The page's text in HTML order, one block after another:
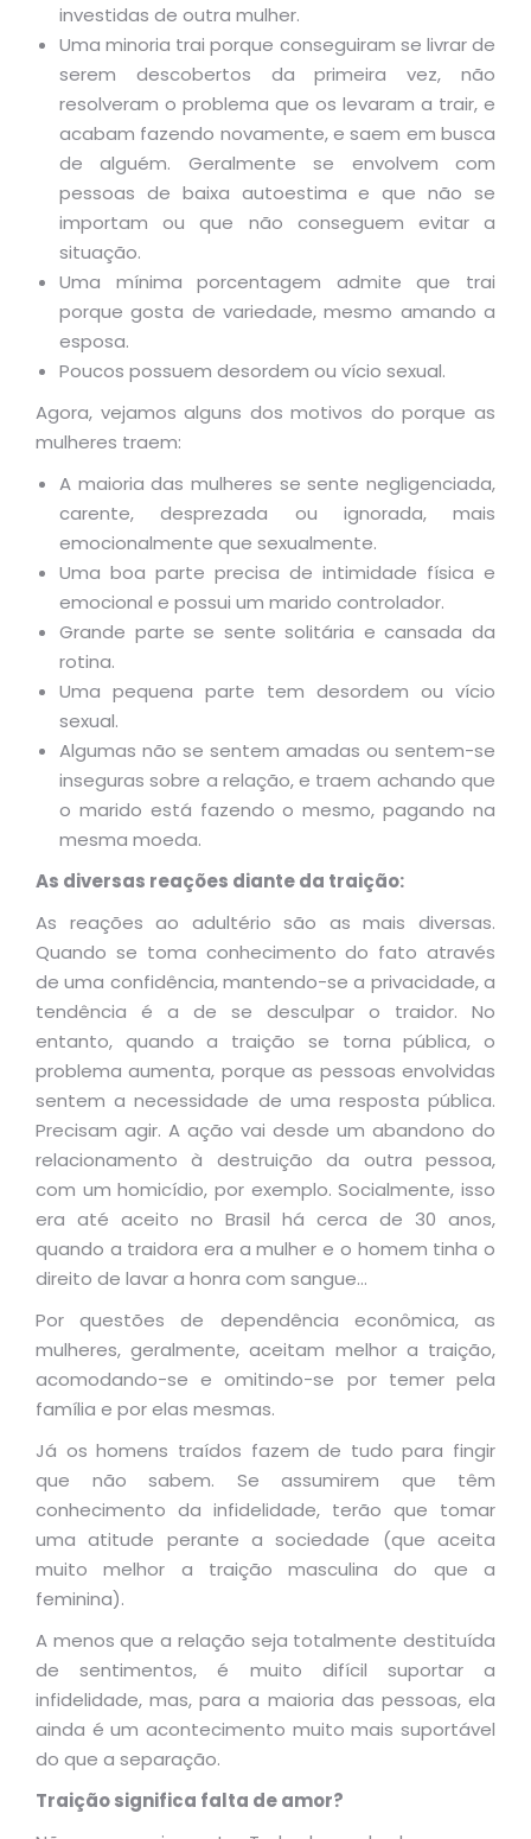
investidas de outra mulher.
Uma minoria trai porque conseguiram se livrar de
serem descobertos da primeira vez, não
resolveram o problema que os levaram a trair, e
acabam fazendo novamente, e saem em busca
de alguém. Geralmente se envolvem com
pessoas de baixa autoestima e que não se
importam ou que não conseguem evitar a
situação.
Uma mínima porcentagem admite que trai
porque gosta de variedade, mesmo amando a
esposa.
Poucos possuem desordem ou vício sexual.
Agora, vejamos alguns dos motivos do porque as
mulheres traem:
A maioria das mulheres se sente negligenciada,
carente, desprezada ou ignorada, mais
emocionalmente que sexualmente.
Uma boa parte precisa de intimidade física e
emocional e possui um marido controlador.
Grande parte se sente solitária e cansada da
rotina.
Uma pequena parte tem desordem ou vício
sexual.
Algumas não se sentem amadas ou sentem-se
inseguras sobre a relação, e traem achando que
o marido está fazendo o mesmo, pagando na
mesma moeda.
As diversas reações diante da traição:
As reações ao adultério são as mais diversas.
Quando se toma conhecimento do fato através
de uma confidência, mantendo-se a privacidade, a
tendência é a de se desculpar o traidor. No
entanto, quando a traição se torna pública, o
problema aumenta, porque as pessoas envolvidas
sentem a necessidade de uma resposta pública.
Precisam agir. A ação vai desde um abandono do
relacionamento à destruição da outra pessoa,
com um homicídio, por exemplo. Socialmente, isso
era até aceito no Brasil há cerca de 30 anos,
quando a traidora era a mulher e o homem tinha o
direito de lavar a honra com sangue…
Por questões de dependência econômica, as
mulheres, geralmente, aceitam melhor a traição,
acomodando-se e omitindo-se por temer pela
família e por elas mesmas.
Já os homens traídos fazem de tudo para fingir
que não sabem. Se assumirem que têm
conhecimento da infidelidade, terão que tomar
uma atitude perante a sociedade (que aceita
muito melhor a traição masculina do que a
feminina).
A menos que a relação seja totalmente destituída
de sentimentos, é muito difícil suportar a
infidelidade, mas, para a maioria das pessoas, ela
ainda é um acontecimento muito mais suportável
do que a separação.
Traição significa falta de amor?